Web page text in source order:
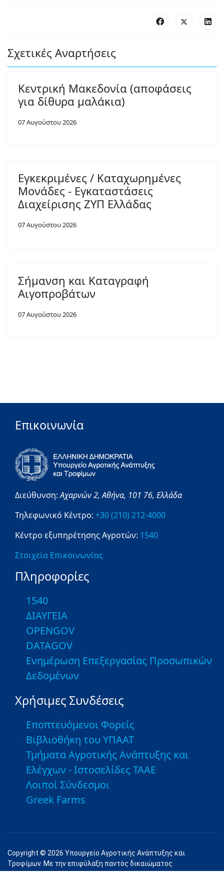
Σχετικές Αναρτήσεις
Κεντρική Μακεδονία (αποφάσεις
για δίθυρα μαλάκια)
07 Αυγούστου 2026
Εγκεκριμένες / Καταχωρημένες
Μονάδες - Εγκαταστάσεις
Διαχείρισης ΖΥΠ Ελλάδας
07 Αυγούστου 2026
Σήμανση και Καταγραφή
Αιγοπροβάτων
07 Αυγούστου 2026
Επικοινωνία
Διεύθυνση:Αχαρνών 2,Αθήνα, 101 76, Ελλάδα
Τηλεφωνικό Κέντρο: +30 (210) 212-4000
Κέντρο εξυπηρέτησης Αγροτών: 1540
Στοιχεία Επικοινωνίας
Πληροφορίες
1540
ΔΙΑΥΓΕΙΑ
OPENGOV
DATAGOV
Ενημέρωση Επεξεργασίας Προσωπικών
Δεδομένων
Χρήσιμες Συνδέσεις
Εποπτευόμενοι Φορείς
Βιβλιοθήκη του ΥΠΑΑΤ
Τμήματα Αγροτικής Ανάπτυξης και
Ελέγχων - Ιστοσελίδες ΤΑΑΕ
Λοιποί Σύνδεσμοι
Greek Farms
Copyright © 2026 Υπουργείο Αγροτικής Ανάπτυξης και
Τροφίμων. Με την επιφύλαξη παντός δικαιώματος.